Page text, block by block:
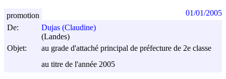
De:
Dujas (Claudine)
(Landes)
Objet:
au grade d'attaché principal de préfecture de 2e classe
au titre de l'année 2005
promotion 01/01/2005